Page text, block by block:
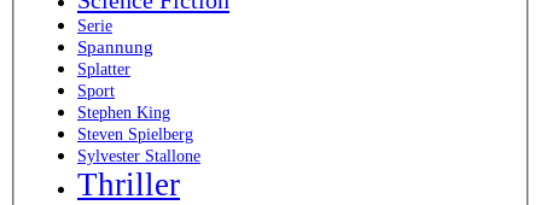
Serie
Spannung
Splatter
Sport
Stephen King
Steven Spielberg
Sylvester Stallone
Thriller